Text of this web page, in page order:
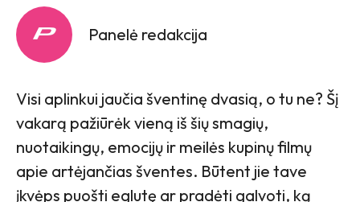
Panelė redakcija
Visi aplinkui jaučia šventinę dvasią, o tu ne? Šį
vakarą pažiūrėk vieną iš šių smagių,
nuotaikingų, emocijų ir meilės kupinų filmų
apie artėjančias šventes. Būtent jie tave
įkvėps puošti eglutę ar pradėti galvoti, ką